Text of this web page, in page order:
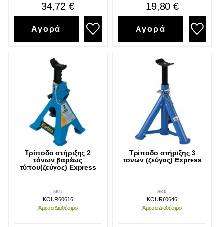
34,72 €
Αγορά
19,80 €
Αγορά
Τρίποδο στήριξης 2
τόνων βαρέως
τύπου(ζεύγος) Express
SKU
KOUR60616
Άμεσα Διαθέσιμο
Τρίποδο στήριξης 3
τονων (ζεύγος) Express
SKU
KOUR60646
Άμεσα Διαθέσιμο